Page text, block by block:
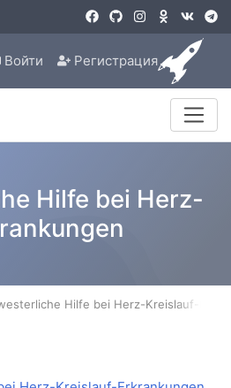
Войти Регистрация
Hilfe bei Herz-
Hilfe bei Herz-Kreislauf-